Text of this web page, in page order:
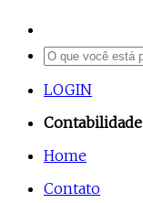
LOGIN
Contabilidade
Home
Contato